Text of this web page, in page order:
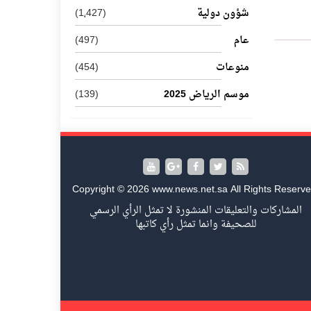
شؤون دولية
(1٬427)
عام
(497)
منوعات
(454)
موسم الرياض 2025
(139)
Copyright © 2026 www.news.net.sa All Rights
المشاركات والتعليقات المنشورة لا تمثل الرأي الرسمي
للصحيفة وانما تمثل رأي كاتبها